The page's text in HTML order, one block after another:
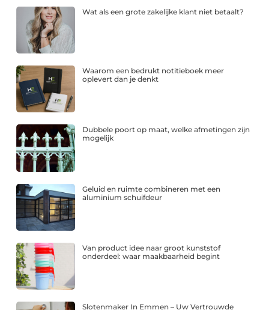
Wat als een grote zakelijke klant niet betaalt?
Waarom een bedrukt notitieboek meer
oplevert dan je denkt
Dubbele poort op maat, welke afmetingen zijn
mogelijk
Geluid en ruimte combineren met een
aluminium schuifdeur
Van product idee naar groot kunststof
onderdeel: waar maakbaarheid begint
Slotenmaker In Emmen – Uw Vertrouwde